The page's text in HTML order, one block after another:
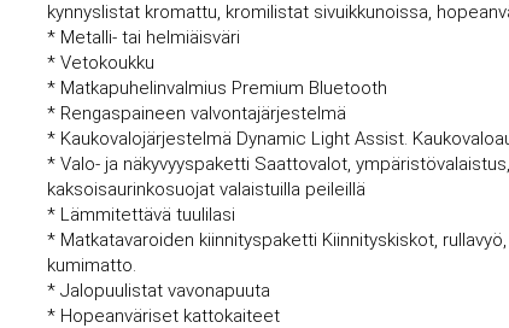
kynnyslistat kromattu, kromilistat sivuikkunoissa,
* Metalli- tai helmiäisväri
* Vetokoukku
* Matkapuhelinvalmius Premium Bluetooth
* Rengaspaineen valvontajärjestelmä
* Kaukovalojärjestelmä Dynamic Light Assist.
* Valo- ja näkyvyyspaketti Saattovalot,
kaksoisaurinkosuojat valaistuilla peileillä
* Lämmitettävä tuulilasi
* Matkatavaroiden kiinnityspaketti Kiinnityskiskot,
kumimatto.
* Jalopuulistat vavonapuuta
* Hopeanväriset kattokaiteet